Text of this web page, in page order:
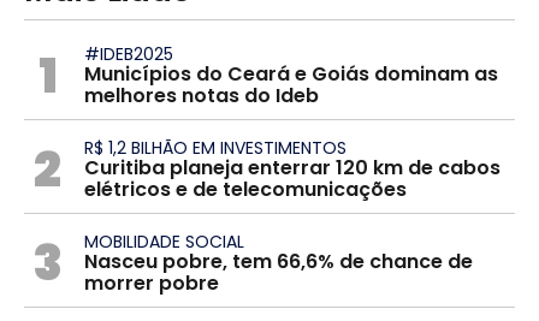
1 #IDEB2025
Municípios do Ceará e Goiás dominam as
melhores notas do Ideb
2 R$ 1,2 BILHÃO EM INVESTIMENTOS
Curitiba planeja enterrar 120 km de cabos
elétricos e de telecomunicações
3 MOBILIDADE SOCIAL
Nasceu pobre, tem 66,6% de chance de
morrer pobre